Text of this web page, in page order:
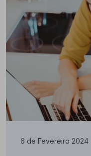
6 de Fevereiro 2024